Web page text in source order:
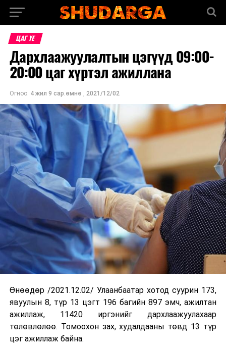
ЦАГ ҮЕ
Дархлаажуулалтын цэгүүд 09:00-
20:00 цаг хүртэл ажиллана
Огноо: 4 жил 9 сар.өмнө , 2021/12/02
Өнөөдөр /2021.12.02/ Улаанбаатар хотод суурин 173,
явуулын 8, түр 13 цэгт 196 багийн 897 эмч, ажилтан
ажиллаж, 11420 иргэнийг дархлаажуулахаар
төлөвлөлөө. Томоохон зах, худалдааны төвд 13 түр
цэг ажиллаж байна.